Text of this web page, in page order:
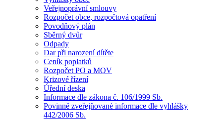
Veřejnoprávní smlouvy
Rozpočet obce, rozpočtová opatření
Povodňový plán
Sběrný dvůr
Odpady
Dar při narození dítěte
Ceník poplatků
Rozpočet PO a MOV
Krizové řízení
Úřední deska
Informace dle zákona č. 106/1999 Sb.
Povinně zveřejňované informace dle vyhlášky
442/2006 Sb.